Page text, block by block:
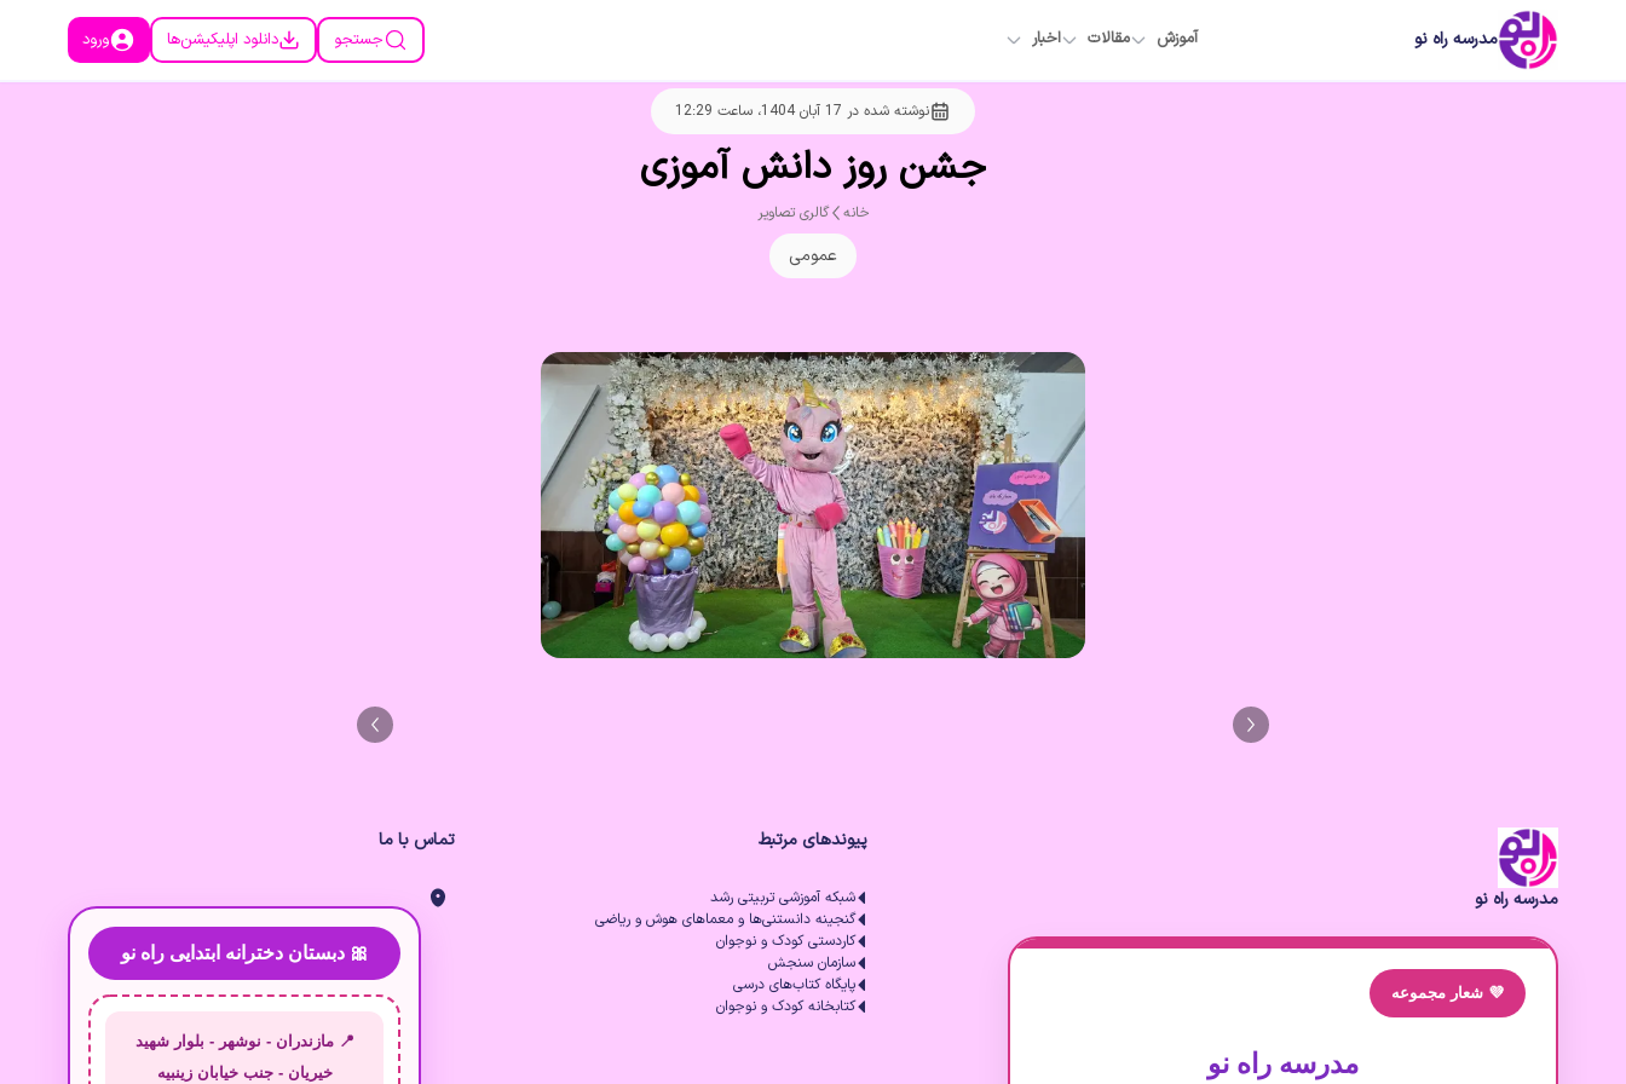
مدرسه راه نو آموزش مقالات اخبار جستجو دانلود اپلیکیشن‌ها ورود
نوشته شده در 17 آبان 1404، ساعت 12:29
جشن روز دانش آموزی
خانه گالری تصاویر
عمومی
مدرسه راه نو
💜 شعار مجموعه
مدرسه راه نو
پیوندهای مرتبط
شبکه آموزشی تربیتی رشد
گنجینه دانستنی‌ها و معماهای هوش و ریاضی
کاردستی کودک و نوجوان
سازمان سنجش
پایگاه کتاب‌های درسی
کتابخانه کودک و نوجوان
تماس با ما
🎀 دبستان دخترانه ابتدایی راه نو
📍 مازندران - نوشهر - بلوار شهید
خیریان - جنب خیابان زینبیه